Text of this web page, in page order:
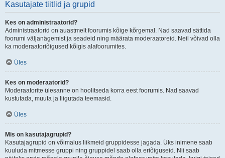
Kasutajate tiitlid ja grupid
Kes on administraatorid?
Administraatorid on auastmelt foorumis kõige kõrgemal. Nad saavad sättida
foorumi väljanägemist ja seadeid ning määrata moderaatoreid. Neil võivad olla
ka moderaatoriõigused kõigis alafoorumites.
Üles
Kes on moderaatorid?
Moderaatorite ülesanne on hoolitseda korra eest foorumis. Nad saavad
kustutada, muuta ja liigutada teemasid.
Üles
Mis on kasutajagrupid?
Kasutajagrupid on võimalus liikmeid gruppidesse jagada. Üks inimene saab
kuuluda mitmesse gruppi ning gruppidel saab olla eriõiguseid. Nii saab